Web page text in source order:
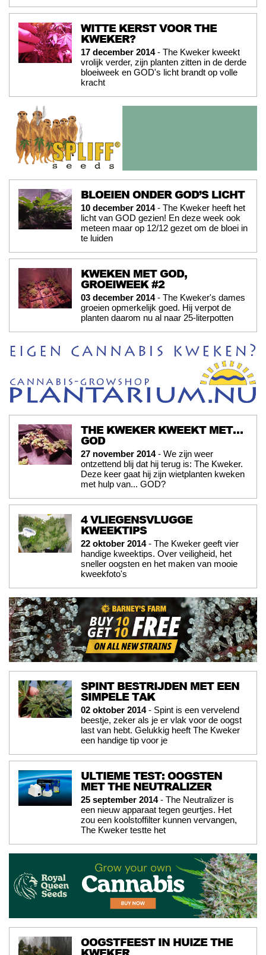
WITTE KERST VOOR THE
KWEKER?
17 december 2014- The Kweker kweekt
vrolijk verder, zijn planten zitten in de derde
bloeiweek en GOD's licht brandt op volle
kracht
BLOEIEN ONDER GOD’S LICHT
10 december 2014- The Kweker heeft het
licht van GOD gezien! En deze week ook
meteen maar op 12/12 gezet om de bloei in
te luiden
KWEKEN MET GOD,
GROEIWEEK #2
03 december 2014- The Kweker's dames
groeien opmerkelijk goed. Hij verpot de
planten daarom nu al naar 25-literpotten
THE KWEKER KWEEKT MET…
GOD
27 november 2014- We zijn weer
ontzettend blij dat hij terug is: The Kweker.
Deze keer gaat hij zijn wietplanten kweken
met hulp van... GOD?
4 VLIEGENSVLUGGE
KWEEKTIPS
22 oktober 2014- The Kweker geeft vier
handige kweektips. Over veiligheid, het
sneller oogsten en het maken van mooie
kweekfoto's
SPINT BESTRIJDEN MET EEN
SIMPELE TAK
02 oktober 2014- Spint is een vervelend
beestje, zeker als je er vlak voor de oogst
last van hebt. Gelukkig heeft The Kweker
een handige tip voor je
ULTIEME TEST: OOGSTEN
MET THE NEUTRALIZER
25 september 2014- The Neutralizer is
een nieuw apparaat tegen geurtjes. Het
zou een koolstoffilter kunnen vervangen,
The Kweker testte het
OOGSTFEEST IN HUIZE THE